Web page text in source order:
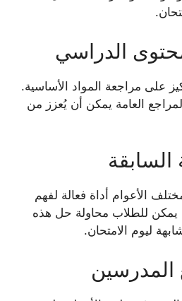
على مراجعة المواد الأساسية.
العامة يمكن أن يُعزز من
الأعوام أداة فعالة لفهم
يمكن للطلاب محاولة حل هذه
ليوم الامتحان.